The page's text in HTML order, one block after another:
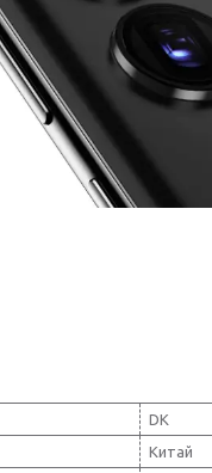
DK
Китай